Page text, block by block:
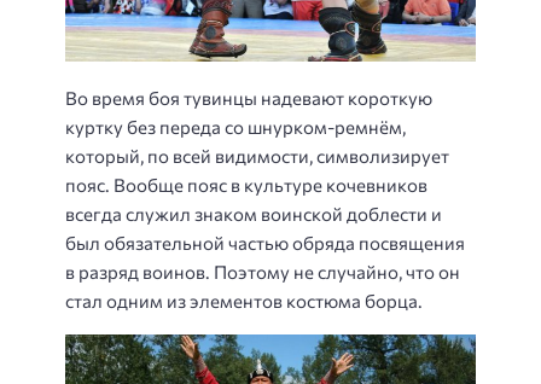
Во время боя тувинцы надевают короткую
куртку без переда со шнурком-ремнём,
который, по всей видимости, символизирует
пояс. Вообще пояс в культуре кочевников
всегда служил знаком воинской доблести и
был обязательной частью обряда посвящения
в разряд воинов. Поэтому не случайно, что он
стал одним из элементов костюма борца.